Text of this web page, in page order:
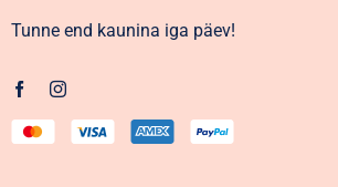
Tunne end kaunina iga päev!